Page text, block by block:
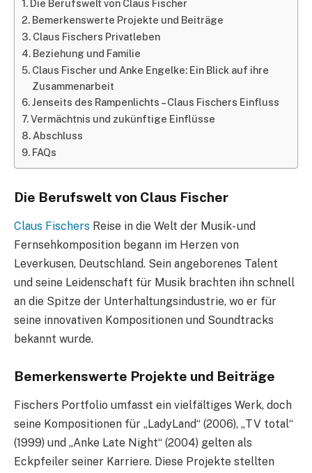
Die Berufswelt von Claus Fischer
Bemerkenswerte Projekte und Beiträge
Claus Fischers Privatleben
Beziehung und Familie
Claus Fischer und Anke Engelke: Ein Blick auf ihre
Zusammenarbeit
Jenseits des Rampenlichts – Claus Fischers Einfluss
Vermächtnis und zukünftige Einflüsse
Abschluss
FAQs
Die Berufswelt von Claus Fischer
Claus Fischers Reise in die Welt der Musik- und
Fernsehkomposition begann im Herzen von
Leverkusen, Deutschland. Sein angeborenes Talent
und seine Leidenschaft für Musik brachten ihn schnell
an die Spitze der Unterhaltungsindustrie, wo er für
seine innovativen Kompositionen und Soundtracks
bekannt wurde.
Bemerkenswerte Projekte und Beiträge
Fischers Portfolio umfasst ein vielfältiges Werk, doch
seine Kompositionen für „LadyLand“ (2006), „TV total“
(1999) und „Anke Late Night“ (2004) gelten als
Eckpfeiler seiner Karriere. Diese Projekte stellten